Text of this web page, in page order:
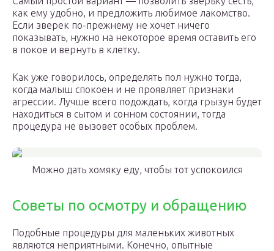
как ему удобно, и предложить любимое лакомство.
Если зверек по-прежнему не хочет ничего
показывать, нужно на некоторое время оставить его
в покое и вернуть в клетку.
Как уже говорилось, определять пол нужно тогда,
когда малыш спокоен и не проявляет признаки
агрессии. Лучше всего подождать, когда грызун будет
находиться в сытом и сонном состоянии, тогда
процедура не вызовет особых проблем.
Можно дать хомяку еду, чтобы тот успокоился
Советы по осмотру и обращению
Подобные процедуры для маленьких животных
являются неприятными. Конечно, опытные